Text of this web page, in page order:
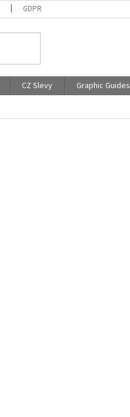
GDPR
CZ Slevy
Graphic Guides